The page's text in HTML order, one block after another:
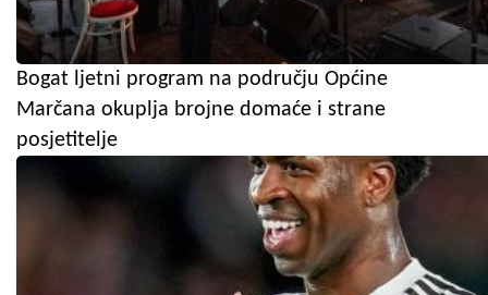
Bogat ljetni program na području Općine
Marčana okuplja brojne domaće i strane
posjetitelje